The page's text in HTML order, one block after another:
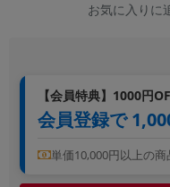
お気に入りに
【会員特典】1000円
会員登録で
単価10,000円以上の商
モニタサイズ
~
価格